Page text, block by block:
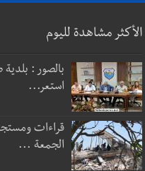
الأكثر مشاهدة لليوم
بالصور :
استعر...
قراءات
الجمعة ...